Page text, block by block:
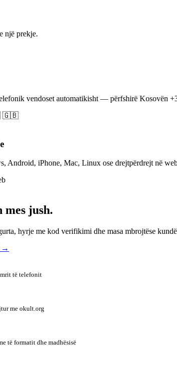
një prekje.
vendoset automatikisht — përfshirë Kosovën
🇬🇧
Android, iPhone, Mac, Linux ose drejtpërdrejt në
mes jush.
hyrje me kod verifikimi dhe masa mbrojtëse
→
të telefonit
me okult.org
të formatit dhe madhësisë